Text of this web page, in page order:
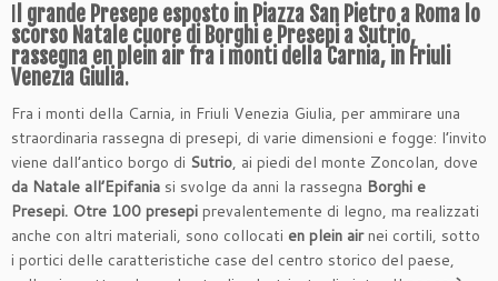
l grande Presepe esposto in Piazza San Pietro a Roma lo
scorso Natale cuore di Borghi e Presepi a Sutrio,
rassegna en plein air fra i monti della Carnia, in Friuli
Venezia Giulia.
Fra i monti della Carnia, in Friuli Venezia Giulia, per ammirare una
straordinaria rassegna di presepi, di varie dimensioni e fogge: l’invito
viene dall’antico borgo di Sutrio, ai piedi del monte Zoncolan, dove
da Natale all’Epifania si svolge da anni la rassegna Borghi e
Presepi. Otre 100 presepi prevalentemente di legno, ma realizzati
anche con altri materiali, sono collocati en plein airnei cortili, sotto
i portici delle caratteristiche case del centro storico del paese,